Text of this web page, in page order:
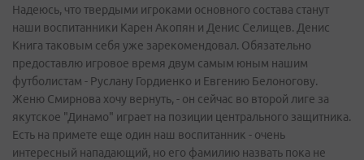
Надеюсь, что твердыми игроками основного состава станут
наши воспитанники Карен Акопян и Денис Селищев. Денис
Книга таковым себя уже зарекомендовал. Обязательно
предоставлю игровое время двум самым юным нашим
футболистам - Руслану Гордиенко и Евгению Белоногову.
Женю Смирнова хочу вернуть, - он сейчас во второй лиге за
якутское "Динамо" играет на позиции центрального защитника.
Есть на примете еще один наш воспитанник - очень
интересный нападающий, но его фамилию назвать пока не